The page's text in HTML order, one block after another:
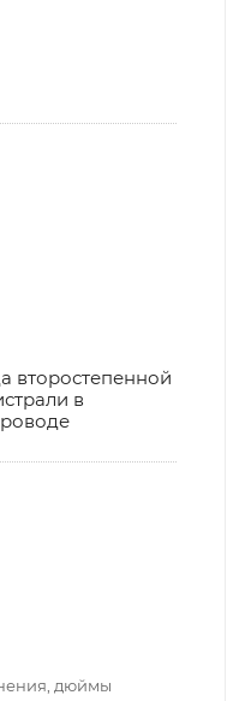
второстепенной
в
дюймы